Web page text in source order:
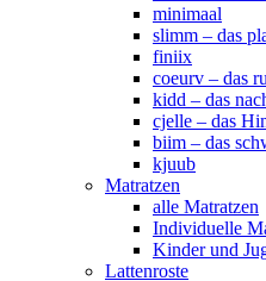
minimaal
slimm – das
finiix
coeurv – das
kidd – das
cjelle – das
biim – das
kjuub
Matratzen
alle Matratzen
Individuelle
Kinder und
Lattenroste